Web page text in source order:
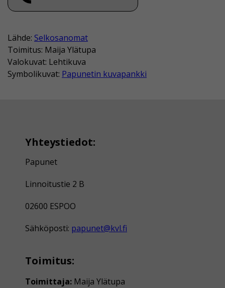
Lähde: Selkosanomat
Toimitus: Maija Ylätupa
Valokuvat: Lehtikuva
Symbolikuvat: Papunetin kuvapankki
Yhteystiedot:
Papunet
Linnoitustie 2 B
02600 ESPOO
Sähköposti: papunet@kvl.fi
Toimitus:
Toimittaja: Maija Ylätupa